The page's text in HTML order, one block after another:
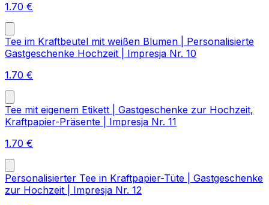
1.70 €
Tee im Kraftbeutel mit weißen Blumen | Personalisierte
Gastgeschenke Hochzeit | Impresja Nr. 10
1.70 €
Tee mit eigenem Etikett | Gastgeschenke zur Hochzeit,
Kraftpapier-Präsente | Impresja Nr. 11
1.70 €
Personalisierter Tee in Kraftpapier-Tüte | Gastgeschenke
zur Hochzeit | Impresja Nr. 12